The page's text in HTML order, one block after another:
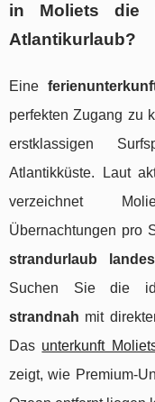
in Moliets die
Atlantikurlaub?
Eine
perfekten Zugang zu
erstklassigen
Atlantikküste. Laut
verzeichnet
Übernachtungen pro
strandurlaub
Suchen Sie die
strandnah mit
Das unterkunft
zeigt, wie Premium-